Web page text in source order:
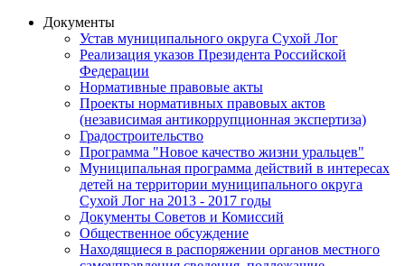
Документы
Устав муниципального округа Сухой Лог
Реализация указов Президента Российской
Федерации
Нормативные правовые акты
Проекты нормативных правовых актов
(независимая антикоррупционная экспертиза)
Градостроительство
Программа "Новое качество жизни уральцев"
Муниципальная программа действий в интересах
детей на территории муниципального округа
Сухой Лог на 2013 - 2017 годы
Документы Советов и Комиссий
Общественное обсуждение
Находящиеся в распоряжении органов местного